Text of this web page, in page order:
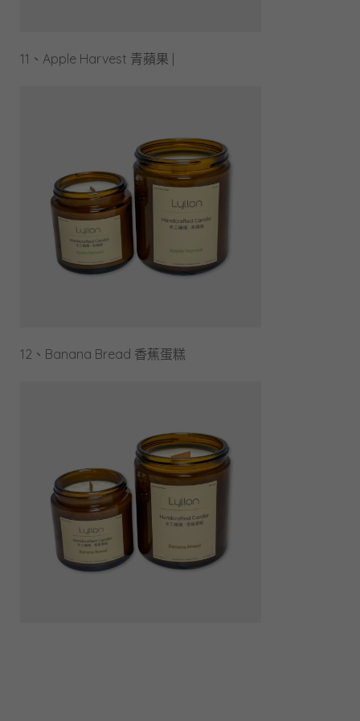
11、Apple Harvest 青蘋果 |
12、Banana Bread 香蕉蛋糕